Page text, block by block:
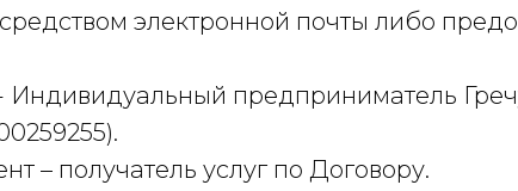
электронной почты либо
Индивидуальный предприниматель
– получатель услуг по Договору.